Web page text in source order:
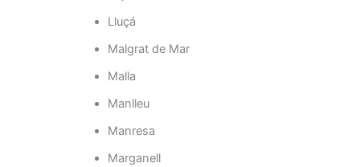
Lluçá
Malgrat de Mar
Malla
Manlleu
Manresa
Marganell